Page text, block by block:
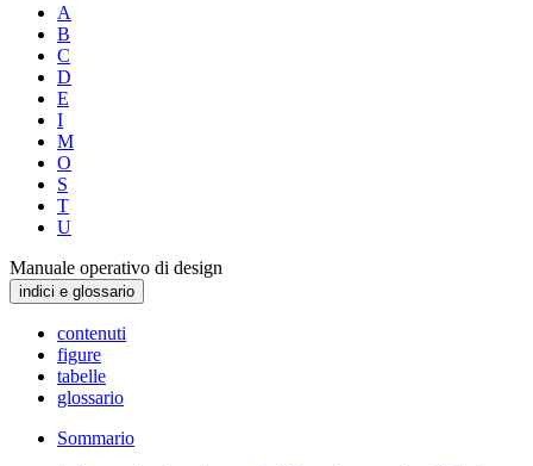
A
B
C
D
E
I
M
O
S
T
U
Manuale operativo di design
indici e glossario
contenuti
figure
tabelle
glossario
Sommario